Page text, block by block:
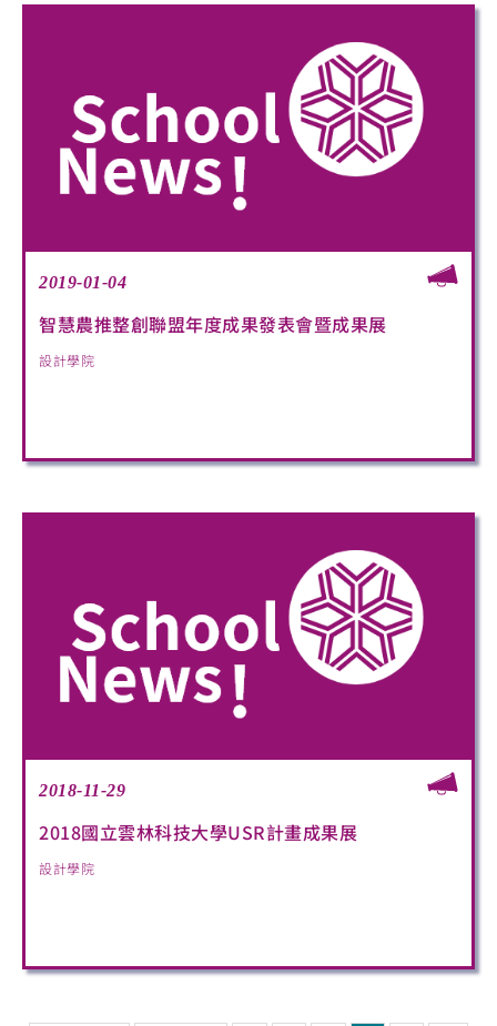
2019-01-04
智慧農推整創聯盟年度成果發表會暨成果展
設計學院
2018-11-29
2018國立雲林科技大學USR計畫成果展
設計學院